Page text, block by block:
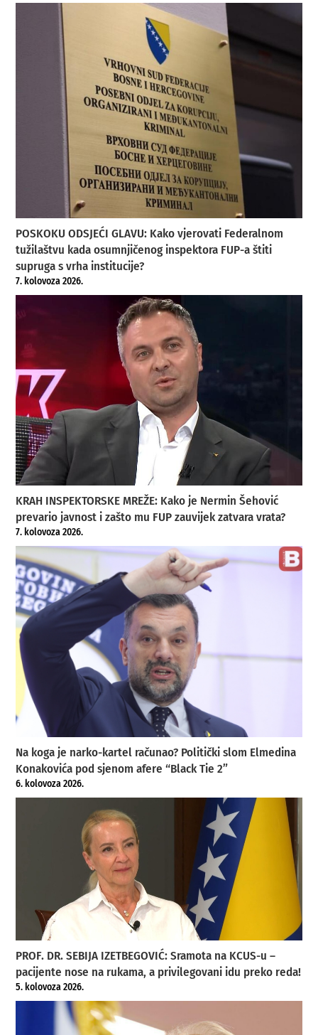
POSKOKU ODSJEĆI GLAVU: Kako vjerovati Federalnom
tužilaštvu kada osumnjičenog inspektora FUP-a štiti
supruga s vrha institucije?
7. kolovoza 2026.
KRAH INSPEKTORSKE MREŽE: Kako je Nermin Šehović
prevario javnost i zašto mu FUP zauvijek zatvara vrata?
7. kolovoza 2026.
Na koga je narko-kartel računao? Politički slom Elmedina
Konakovića pod sjenom afere “Black Tie 2”
6. kolovoza 2026.
PROF. DR. SEBIJA IZETBEGOVIĆ: Sramota na KCUS-u –
pacijente nose na rukama, a privilegovani idu preko reda!
5. kolovoza 2026.